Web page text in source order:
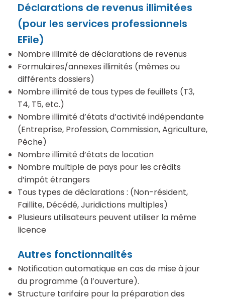
Déclarations de revenus illimitées
(pour les services professionnels
EFile)
Nombre illimité de déclarations de revenus
Formulaires/annexes illimités (mêmes ou
différents dossiers)
Nombre illimité de tous types de feuillets (T3,
T4, T5, etc.)
Nombre illimité d’états d’activité indépendante
(Entreprise, Profession, Commission, Agriculture,
Pêche)
Nombre illimité d’états de location
Nombre multiple de pays pour les crédits
d’impôt étrangers
Tous types de déclarations : (Non-résident,
Faillite, Décédé, Juridictions multiples)
Plusieurs utilisateurs peuvent utiliser la même
licence
Autres fonctionnalités
Notification automatique en cas de mise à jour
du programme (à l’ouverture).
Structure tarifaire pour la préparation des